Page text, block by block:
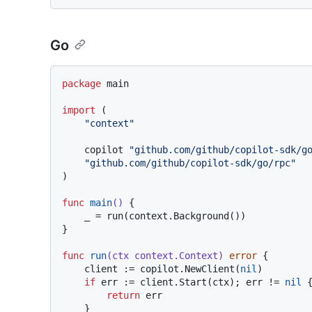
Go
package main
import (
"context"
    copilot
"github.com/github/copilot-sdk/
"github.com/github/copilot-sdk/go/rpc"
)
func main()
{
}
func run(ctx context.Context) error {
    client := copilot.NewClient(
nil)
if err := client.Start(ctx); err != nil {
return err